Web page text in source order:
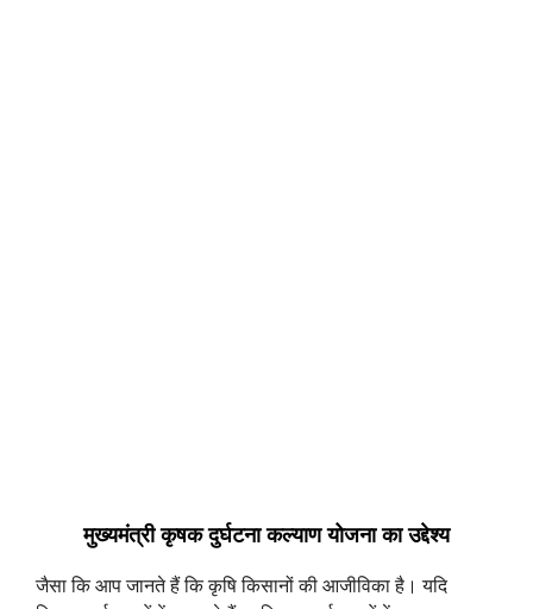
मुख्यमंत्री कृषक दुर्घटना कल्याण योजना का उद्देश्य
जैसा कि आप जानते हैं कि कृषि किसानों की आजीविका है। यदि